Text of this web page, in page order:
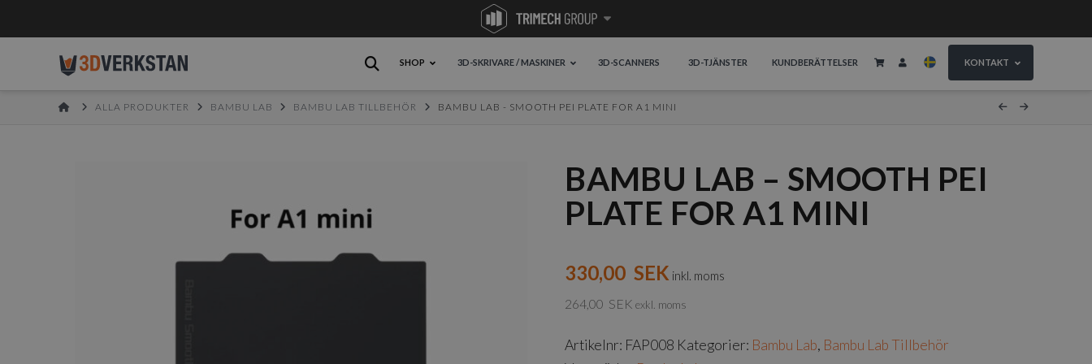
SHOP 3D-SKRIVARE / MASKINER 3D-SCANNERS 3D-TJÄNSTER KUNDBERÄTTELSER KONTAKT
HOMEALLA PRODUKTER BAMBU LAB BAMBU LAB TILLBEHÖR BAMBU LAB - SMOOTH PEI PLATE FOR A1 MINI
BAMBU LAB – SMOOTH PEI
PLATE FOR A1 MINI
330,00 SEK inkl. moms
264,00 SEK exkl. moms
Artikelnr: FAP008 Kategorier: Bambu Lab, Bambu Lab Tillbehör